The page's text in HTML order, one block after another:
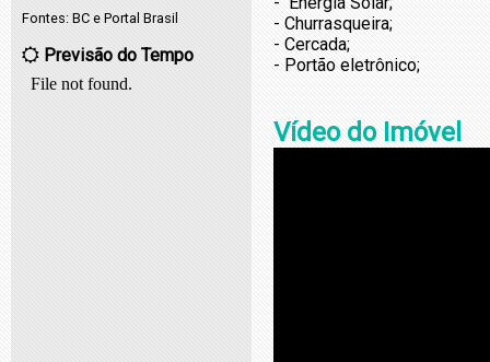
Fontes: BC e Portal Brasil
Previsão do Tempo
- Churrasqueira;
- Cercada;
- Portão eletrônico;
Vídeo do Imóvel